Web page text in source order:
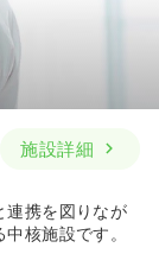
施設詳細
連携を図りなが
核施設です。